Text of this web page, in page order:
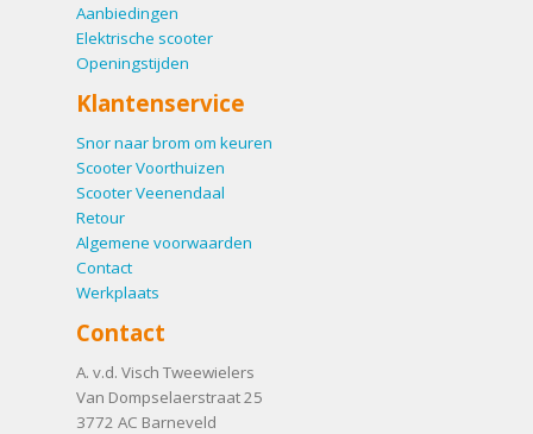
Aanbiedingen
Elektrische scooter
Openingstijden
Klantenservice
Snor naar brom om keuren
Scooter Voorthuizen
Scooter Veenendaal
Retour
Algemene voorwaarden
Contact
Werkplaats
Contact
A. v.d. Visch Tweewielers
Van Dompselaerstraat 25
3772 AC Barneveld